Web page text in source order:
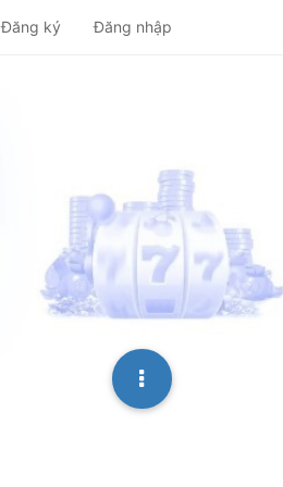
Đăng ký Đăng nhập